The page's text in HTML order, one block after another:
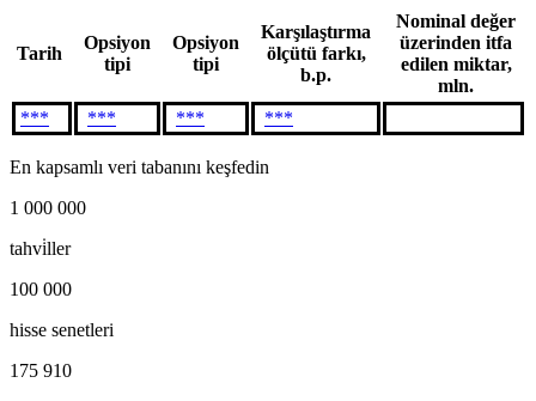
Tarih
Opsiyon
tipi
Opsiyon
tipi
Karşılaştırma
ölçütü farkı,
b.p.
Nominal değer
üzerinden itfa
edilen miktar,
mln.
***
*** *** ***
En kapsamlı veri tabanını keşfedin
1 000 000
tahvi̇ller
100 000
hisse senetleri
175 910